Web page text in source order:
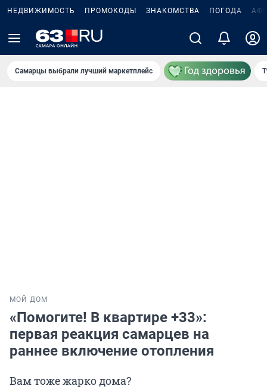
НЕДВИЖИМОСТЬ ПРОМОКОДЫ ЗНАКОМСТВА ПОГОДА
Самарцы выбрали лучший маркетплейс
МОЙ ДОМ
«Помогите! В квартире +33»:
первая реакция самарцев на
раннее включение отопления
Вам тоже жарко дома?